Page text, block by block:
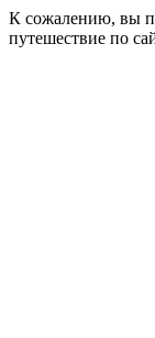
К сожалению, вы
путешествие по